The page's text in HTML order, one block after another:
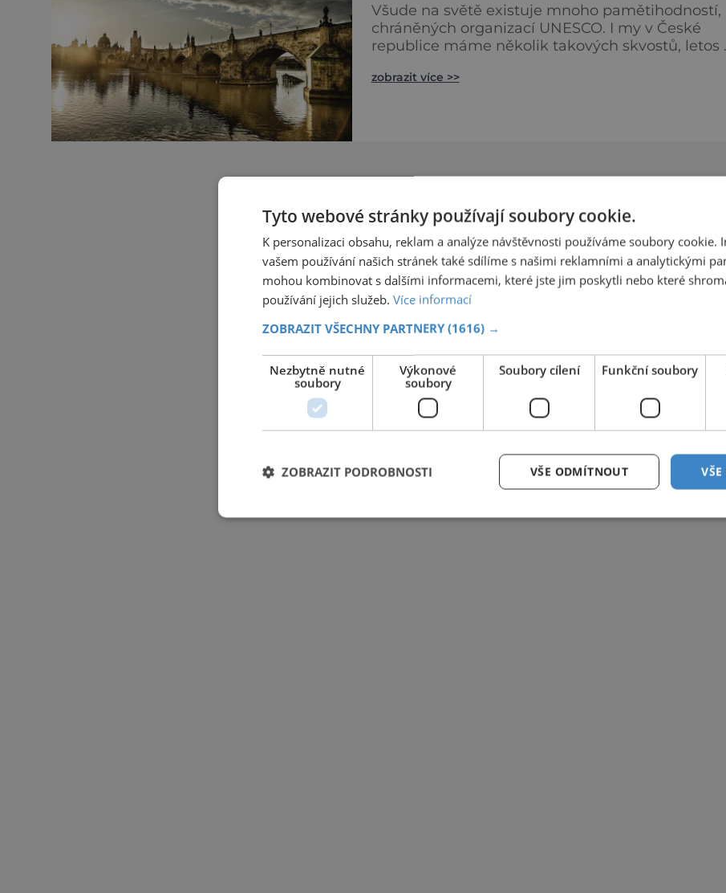
Všude na světě existuje mnoho pamětihodností,
chráněných organizací UNESCO. I my v České
republice máme několik takových skvostů, letos
Krumlov, historické centrum Zapsáno do UNESCO:
zobrazit více >>
Tyto webové stránky používají soubory cookie.
K personalizaci obsahu, reklam a analýze návštěvnosti používáme soubory cookie.
vašem používání našich stránek také sdílíme s našimi reklamními a analytickými
mohou kombinovat s dalšími informacemi, které jste jim poskytli nebo které
používání jejich služeb. Více informací
ZOBRAZIT VŠECHNY PARTNERY (1616) →
Nezbytně nutné
soubory
Výkonové
soubory
Soubory cílení Funkční soubory
VŠE ODMÍTNOUT
ZOBRAZIT PODROBNOSTI